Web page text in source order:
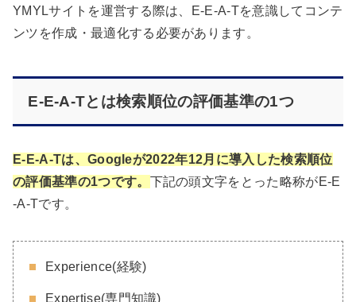
YMYLサイトを運営する際は、E-E-A-Tを意識してコンテ
ンツを作成・最適化する必要があります。
E-E-A-Tとは検索順位の評価基準の1つ
E-E-A-Tは、Googleが2022年12月に導入した検索順位
の評価基準の1つです。 下記の頭文字をとった略称がE-E
-A-Tです。
Experience(経験)
Expertise(専門知識)